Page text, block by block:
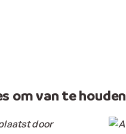
om van te houden